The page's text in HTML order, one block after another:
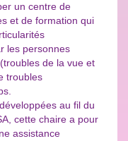
un centre de
et de formation qui
les personnes
de la vue et
troubles
au fil du
cette chaire a pour
assistance